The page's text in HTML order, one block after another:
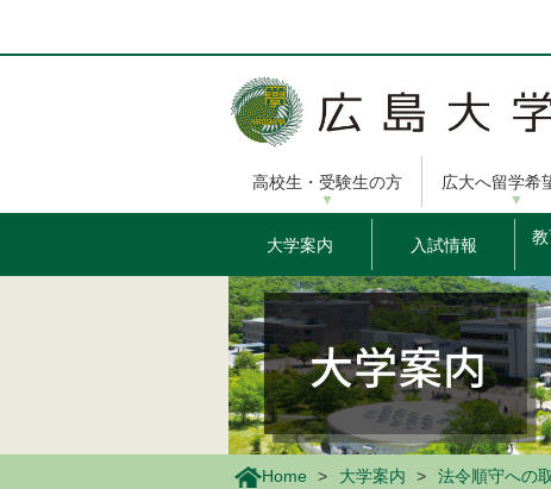
ン
に
高校生・受験生の方 広大へ留学希
大学案内 入試情報
Home 大学案内 法令順守への